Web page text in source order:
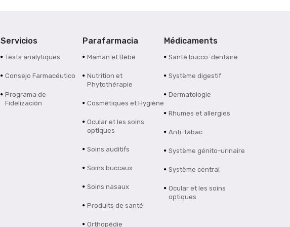
Servicios
Tests analytiques
Consejo Farmacéutico
Programa de
Fidelización
Parafarmacia
Maman et Bébé
Nutrition et
Phytothérapie
Cosmétiques et Hygiène
Ocular et les soins
optiques
Soins auditifs
Soins buccaux
Soins nasaux
Produits de santé
Orthopédie
Médicaments
Santé bucco-dentaire
Système digestif
Dermatologie
Rhumes et allergies
Anti-tabac
Système génito-urinaire
Système central
Ocular et les soins
optiques